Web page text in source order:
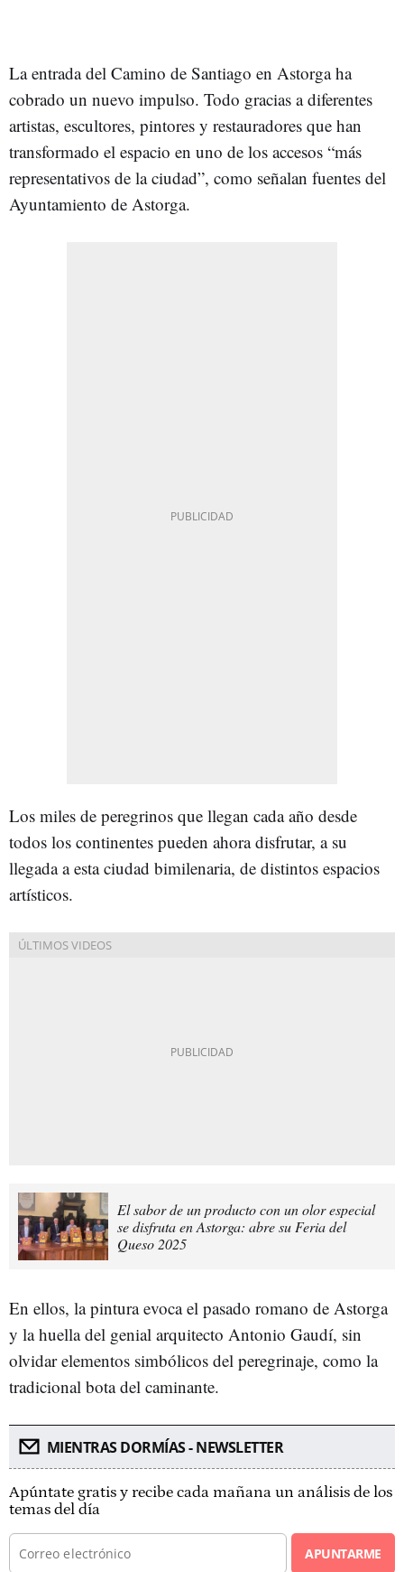
La entrada del Camino de Santiago en Astorga ha
cobrado un nuevo impulso. Todo gracias a diferentes
artistas, escultores, pintores y restauradores que han
transformado el espacio en uno de los accesos “más
representativos de la ciudad”, como señalan fuentes del
Ayuntamiento de Astorga.
Los miles de peregrinos que llegan cada año desde
todos los continentes pueden ahora disfrutar, a su
llegada a esta ciudad bimilenaria, de distintos espacios
artísticos.
El sabor de un producto con un olor especial
se disfruta en Astorga: abre su Feria del
Queso 2025
En ellos, la pintura evoca el pasado romano de Astorga
y la huella del genial arquitecto Antonio Gaudí, sin
olvidar elementos simbólicos del peregrinaje, como la
tradicional bota del caminante.
MIENTRAS DORMÍAS - NEWSLETTER
Apúntate gratis y recibe cada mañana un análisis de los
temas del día
APUNTARME